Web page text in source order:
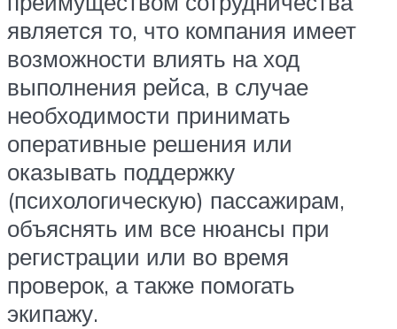
является то, что компания имеет
возможности влиять на ход
выполнения рейса, в случае
необходимости принимать
оперативные решения или
оказывать поддержку
(психологическую) пассажирам,
объяснять им все нюансы при
регистрации или во время
проверок, а также помогать
экипажу.